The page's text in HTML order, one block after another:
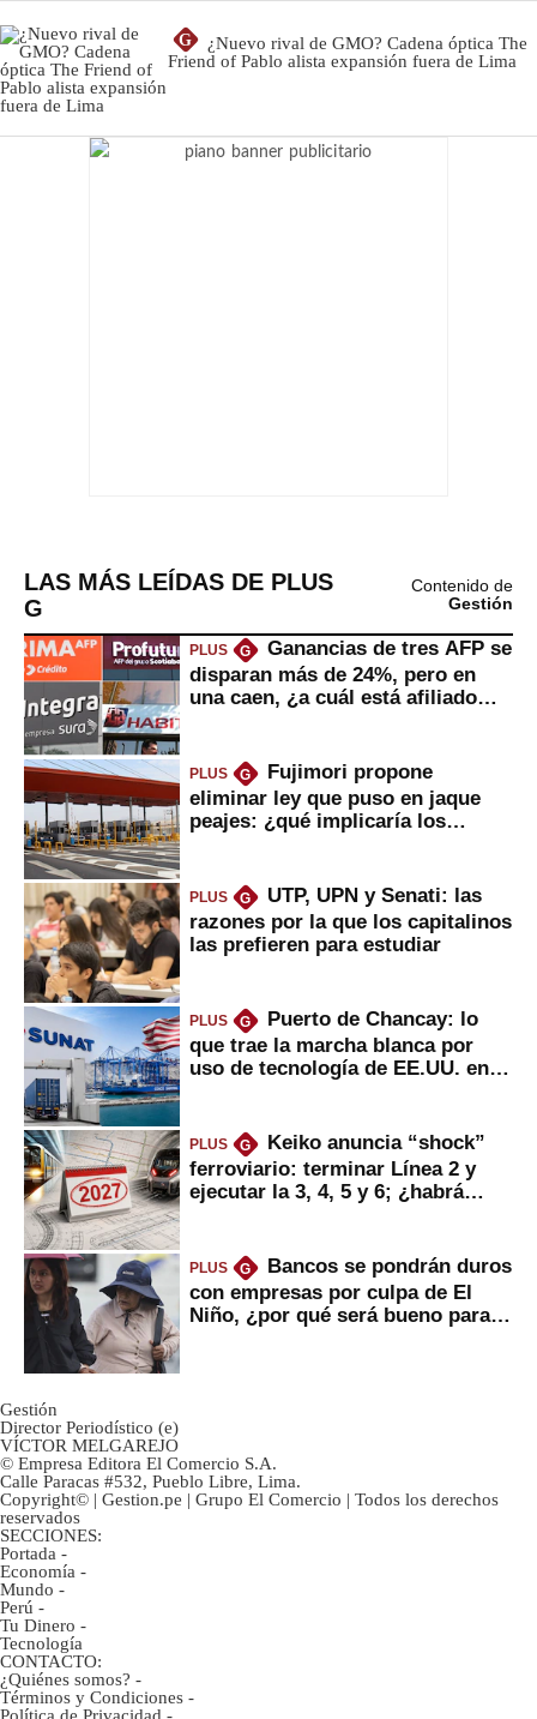
G
¿Nuevo rival de GMO? Cadena óptica The
Friend of Pablo alista expansión fuera de Lima
LAS MÁS LEÍDAS DE PLUS
G
Contenido de
Gestión
PLUS G
Ganancias de tres AFP se
disparan más de 24%, pero en
una caen, ¿a cuál está afiliado
PLUS G
Fujimori propone
eliminar ley que puso en jaque
peajes: ¿qué implicaría los
PLUS G
UTP, UPN y Senati: las
razones por la que los capitalinos
las prefieren para estudiar
PLUS G
Puerto de Chancay: lo
que trae la marcha blanca por
uso de tecnología de EE.UU. en
PLUS G
Keiko anuncia “shock”
ferroviario: terminar Línea 2 y
ejecutar la 3, 4, 5 y 6; ¿habrá
PLUS G
Bancos se pondrán duros
con empresas por culpa de El
Niño, ¿por qué será bueno para
Gestión
Director Periodístico (e)
VÍCTOR MELGAREJO
© Empresa Editora El Comercio S.A.
Calle Paracas #532, Pueblo Libre, Lima.
Copyright© | Gestion.pe | Grupo El Comercio | Todos los derechos
reservados
SECCIONES:
Portada -
Economía -
Mundo -
Perú -
Tu Dinero -
Tecnología
CONTACTO:
¿Quiénes somos? -
Términos y Condiciones -